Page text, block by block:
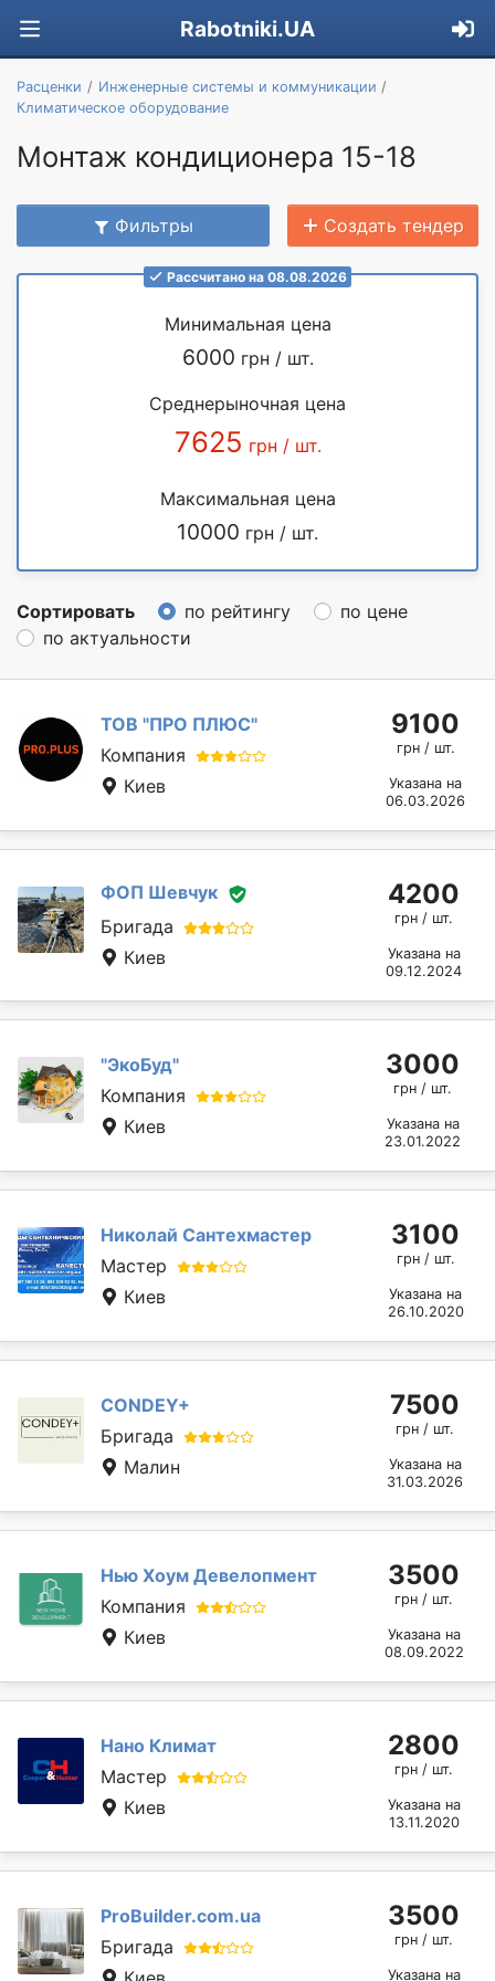
Rabotniki.UA
Расценки
Инженерные системы и коммуникации
Климатическое оборудование
Монтаж кондиционера 15-18
Фильтры Создать тендер
Рассчитано на 08.08.2026
Минимальная цена
6000 грн / шт.
Среднерыночная цена
7625 грн / шт.
Максимальная цена
10000 грн / шт.
Сортировать по рейтингу
по цене
по актуальности
ТОВ "ПРО ПЛЮС"
Компания
Киев
9100
грн / шт.
Указана на
06.03.2026
ФОП Шевчук
Бригада
Киев
4200
грн / шт.
Указана на
09.12.2024
"ЭкоБуд"
Компания
Киев
3000
грн / шт.
Указана на
23.01.2022
Николай Сантехмастер
Мастер
Киев
3100
грн / шт.
Указана на
26.10.2020
CONDEY+
Бригада
Малин
7500
грн / шт.
Указана на
31.03.2026
Нью Хоум Девелопмент
Компания
Киев
3500
грн / шт.
Указана на
08.09.2022
Нано Климат
Мастер
Киев
2800
грн / шт.
Указана на
13.11.2020
ProBuilder.com.ua
Бригада
3500
грн / шт.
Указана на